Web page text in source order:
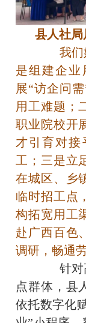
县人社
我
是组建企业
展“访企问
用工难题；
职业院校开
才引育对接
工；三是立
在城区、乡
临时招工点
构拓宽用工
赴广西百色
调研，畅通
针
点群体，县
依托数字化